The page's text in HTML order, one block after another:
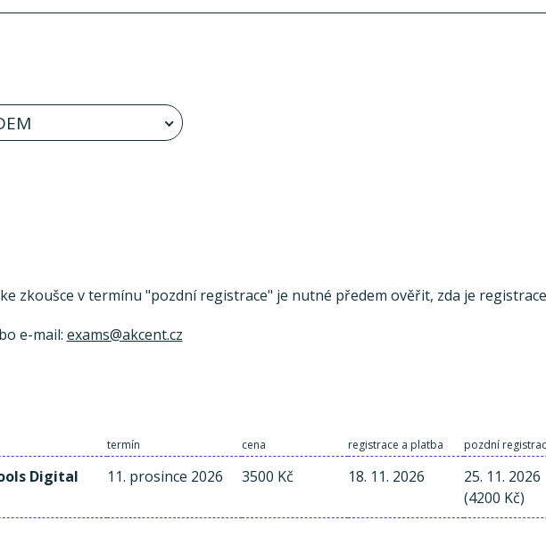
zkoušce v termínu "pozdní registrace" je nutné předem ověřit, zda je
e-mail: exams@akcent.cz
termín cena registrace a platba pozdní
Digital 11. prosince 2026 3500 Kč 18. 11. 2026
25. 11. 2026
(4200 Kč)